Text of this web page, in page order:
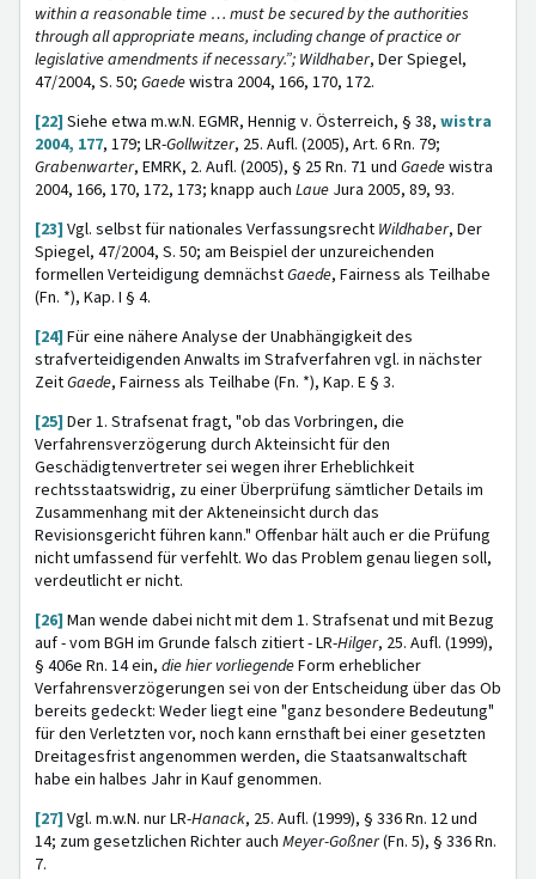
within a reasonable time … must be secured by the authorities
through all appropriate means, including change of practice or
legislative amendments if necessary.”; Wildhaber, Der Spiegel,
47/2004, S. 50; Gaedewistra 2004, 166, 170, 172.
[22] Siehe etwa m.w.N. EGMR, Hennig v. Österreich, § 38, wistra
2004, 177, 179; LR-Gollwitzer, 25. Aufl. (2005), Art. 6 Rn. 79;
Grabenwarter, EMRK, 2. Aufl. (2005), § 25 Rn. 71 und Gaedewistra
2004, 166, 170, 172, 173; knapp auch Laue Jura 2005, 89, 93.
[23] Vgl. selbst für nationales Verfassungsrecht Wildhaber, Der
Spiegel, 47/2004, S. 50; am Beispiel der unzureichenden
formellen Verteidigung demnächstGaede, Fairness als Teilhabe
(Fn. *), Kap. I § 4.
[24] Für eine nähere Analyse der Unabhängigkeit des
strafverteidigenden Anwalts im Strafverfahren vgl. in nächster
ZeitGaede, Fairness als Teilhabe (Fn. *), Kap. E § 3.
[25] Der 1. Strafsenat fragt, "ob das Vorbringen, die
Verfahrensverzögerung durch Akteinsicht für den
Geschädigtenvertreter sei wegen ihrer Erheblichkeit
rechtsstaatswidrig, zu einer Überprüfung sämtlicher Details im
Zusammenhang mit der Akteneinsicht durch das
Revisionsgericht führen kann." Offenbar hält auch er die Prüfung
nicht umfassend für verfehlt. Wo das Problem genau liegen soll,
verdeutlicht er nicht.
[26] Man wende dabei nicht mit dem 1. Strafsenat und mit Bezug
auf - vom BGH im Grunde falsch zitiert - LR-Hilger, 25. Aufl. (1999),
§ 406e Rn. 14 ein, die hier vorliegendeForm erheblicher
Verfahrensverzögerungen sei von der Entscheidung über das Ob
bereits gedeckt: Weder liegt eine "ganz besondere Bedeutung"
für den Verletzten vor, noch kann ernsthaft bei einer gesetzten
Dreitagesfrist angenommen werden, die Staatsanwaltschaft
habe ein halbes Jahr in Kauf genommen.
[27] Vgl. m.w.N. nur LR-Hanack, 25. Aufl. (1999), § 336 Rn. 12 und
14; zum gesetzlichen Richter auch Meyer-Goßner(Fn. 5), § 336 Rn.
7.